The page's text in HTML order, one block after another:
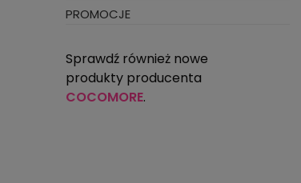
PROMOCJE
Sprawdź również nowe
produkty producenta
COCOMORE.